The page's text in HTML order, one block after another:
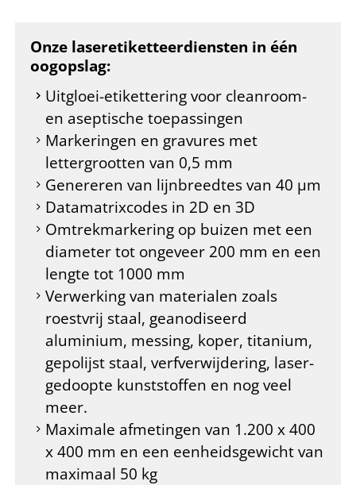
Onze laseretiketteerdiensten in één
oogopslag:
Uitgloei-etikettering voor cleanroom-
en aseptische toepassingen
Markeringen en gravures met
lettergrootten van 0,5 mm
Genereren van lijnbreedtes van 40 µm
Datamatrixcodes in 2D en 3D
Omtrekmarkering op buizen met een
diameter tot ongeveer 200 mm en een
lengte tot 1000 mm
Verwerking van materialen zoals
roestvrij staal, geanodiseerd
aluminium, messing, koper, titanium,
gepolijst staal, verfverwijdering, laser-
gedoopte kunststoffen en nog veel
meer.
Maximale afmetingen van 1.200 x 400
x 400 mm en een eenheidsgewicht van
maximaal 50 kg